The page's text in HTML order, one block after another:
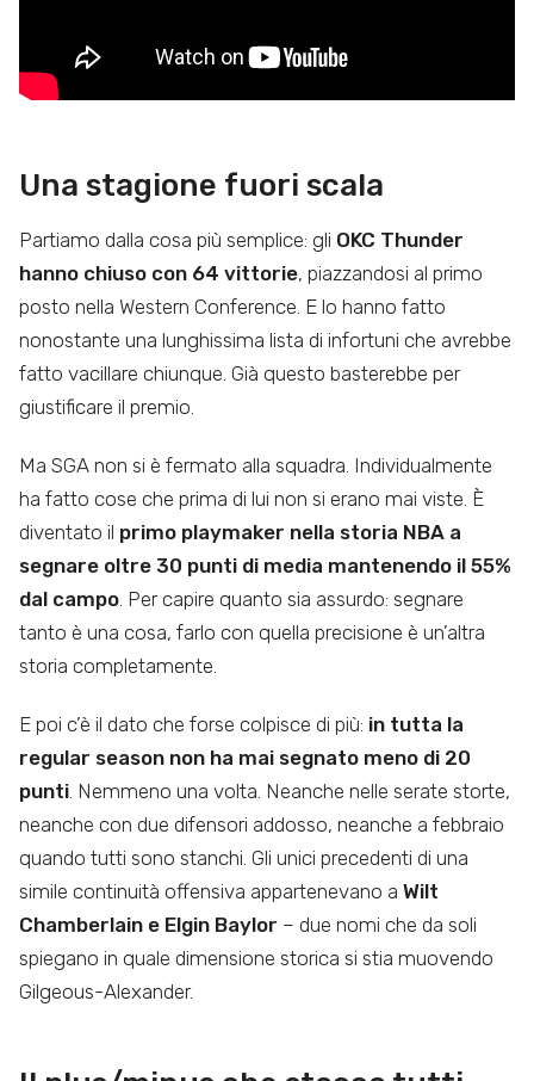
Una stagione fuori scala
Partiamo dalla cosa più semplice: gli OKC Thunder
hanno chiuso con 64 vittorie, piazzandosi al primo
posto nella Western Conference. E lo hanno fatto
nonostante una lunghissima lista di infortuni che avrebbe
fatto vacillare chiunque. Già questo basterebbe per
giustificare il premio.
Ma SGA non si è fermato alla squadra. Individualmente
ha fatto cose che prima di lui non si erano mai viste. È
diventato il primo playmaker nella storia NBA a
segnare oltre 30 punti di media mantenendo il 55%
dal campo . Per capire quanto sia assurdo: segnare
tanto è una cosa, farlo con quella precisione è un’altra
storia completamente.
E poi c’è il dato che forse colpisce di più: in tutta la
regular season non ha mai segnato meno di 20
punti . Nemmeno una volta. Neanche nelle serate storte,
neanche con due difensori addosso, neanche a febbraio
quando tutti sono stanchi. Gli unici precedenti di una
simile continuità offensiva appartenevano a Wilt
Chamberlain e Elgin Baylor – due nomi che da soli
spiegano in quale dimensione storica si stia muovendo
Gilgeous-Alexander.